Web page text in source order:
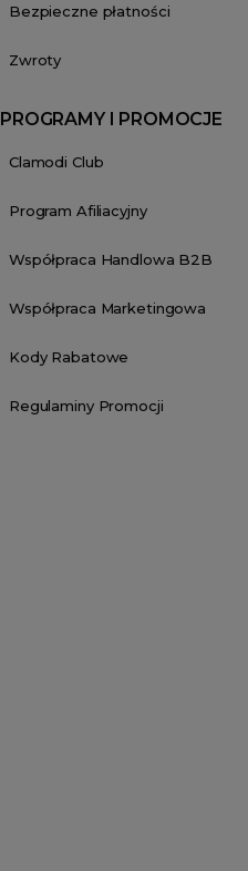
Bezpieczne płatności
Zwroty
PROGRAMY I PROMOCJE
Clamodi Club
Program Afiliacyjny
Współpraca Handlowa B2B
Współpraca Marketingowa
Kody Rabatowe
Regulaminy Promocji